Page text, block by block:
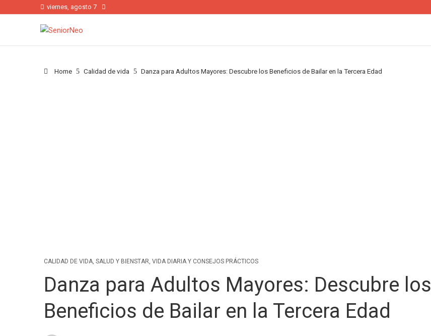
viernes, agosto 7
Home Calidad de vida Danza para Adultos Mayores: Descubre los Beneficios de Bailar en la Tercera Edad
CALIDAD DE VIDA, SALUD Y BIENSTAR, VIDA DIARIA Y CONSEJOS PRÁCTICOS
Danza para Adultos Mayores: Descubre los
Beneficios de Bailar en la Tercera Edad